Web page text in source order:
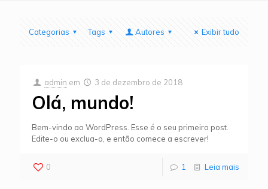
Categorias Tags Autores Exibir tudo
admin em 3 de dezembro de 2018
Olá, mundo!
Bem-vindo ao WordPress. Esse é o seu primeiro post.
Edite-o ou exclua-o, e então comece a escrever!
0 1 Leia mais